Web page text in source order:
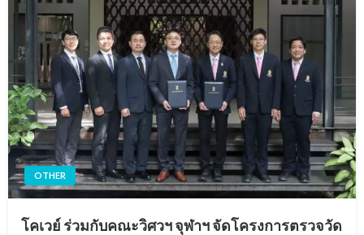
OTHER
โคเวย์ ร่วมกับคณะวิศวฯ จุฬาฯ จัดโครงการตรวจวัด